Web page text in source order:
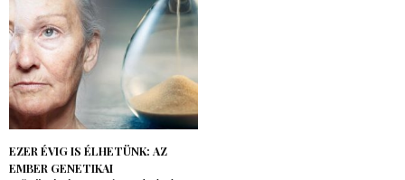
EZER ÉVIG IS ÉLHETÜNK: AZ
EMBER GENETIKAI